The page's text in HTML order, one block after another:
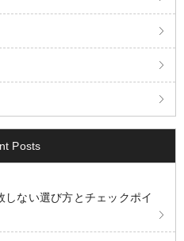
Posts
ない選び方とチェックポイ